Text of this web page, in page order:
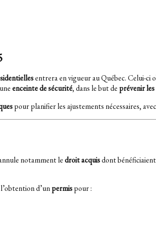
entrera en vigueur au Québec. Celui-ci
enceinte de sécurité, dans le but de prévenir
pour planifier les ajustements nécessaires,
notamment ledroit acquisdont
d’unpermispour :